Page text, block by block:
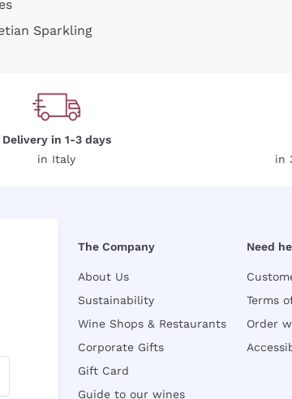
Sparkling
Delivery in 1-3 days
in Italy
in
The Company
About Us
Sustainability
Wine Shops & Restaurants
Corporate Gifts
Gift Card
Guide to our wines
Need
Terms
Order